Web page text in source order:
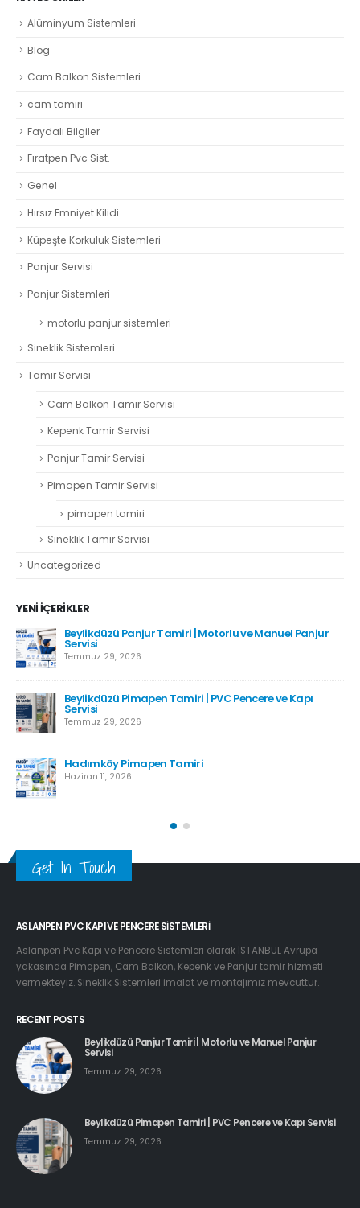
Alüminyum Sistemleri
Blog
Cam Balkon Sistemleri
cam tamiri
Faydalı Bilgiler
Fıratpen Pvc Sist.
Genel
Hırsız Emniyet Kilidi
Küpeşte Korkuluk Sistemleri
Panjur Servisi
Panjur Sistemleri
motorlu panjur sistemleri
Sineklik Sistemleri
Tamir Servisi
Cam Balkon Tamir Servisi
Kepenk Tamir Servisi
Panjur Tamir Servisi
Pimapen Tamir Servisi
pimapen tamiri
Sineklik Tamir Servisi
Uncategorized
YENI İÇERIKLER
Beylikdüzü Panjur Tamiri | Motorlu ve Manuel Panjur
Servisi
Temmuz 29, 2026
Beylikdüzü Pimapen Tamiri | PVC Pencere ve Kapı
Servisi
Temmuz 29, 2026
Hadımköy Pimapen Tamiri
Haziran 11, 2026
Get In Touch
ASLANPEN PVC KAPI VE PENCERE SISTEMLERI
Aslanpen Pvc Kapı ve Pencere Sistemleri olarak İSTANBUL Avrupa
yakasında Pimapen, Cam Balkon, Kepenk ve Panjur tamir hizmeti
vermekteyiz. Sineklik Sistemleri imalat ve montajımız mevcuttur.
RECENT POSTS
Beylikdüzü Panjur Tamiri | Motorlu ve Manuel Panjur
Servisi
Temmuz 29, 2026
Beylikdüzü Pimapen Tamiri | PVC Pencere ve Kapı Servisi
Temmuz 29, 2026